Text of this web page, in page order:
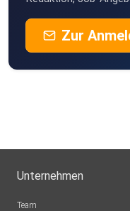
Zur
Unternehmen
Team